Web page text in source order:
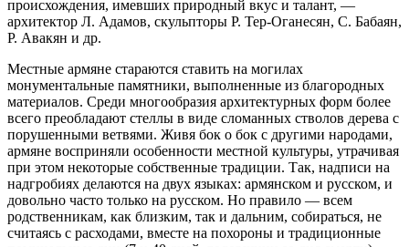
происхождения, имевших природный вкус и талант, —
архитектор Л. Адамов, скульпторы Р. Тер-Оганесян, С. Бабаян,
Р. Авакян и др.
Местные армяне стараются ставить на могилах
монументальные памятники, выполненные из благородных
материалов. Среди многообразия архитектурных форм более
всего преобладают стеллы в виде сломанных стволов дерева с
порушенными ветвями. Живя бок о бок с другими народами,
армяне восприняли особенности местной культуры, утрачивая
при этом некоторые собственные традиции. Так, надписи на
надгробиях делаются на двух языках: армянском и русском, и
довольно часто только на русском. Но правило — всем
родственникам, как близким, так и дальним, собираться, не
считаясь с расходами, вместе на похороны и традиционные